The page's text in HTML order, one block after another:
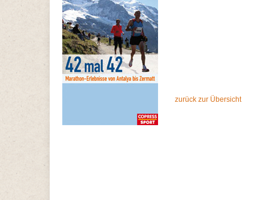
zurück zur Übersicht